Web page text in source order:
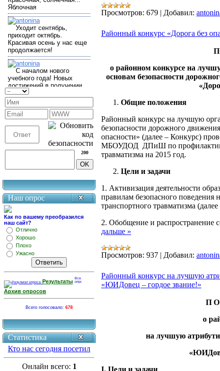
200
Наш опрос
Как по вашему преобразился
наш сайт?
Отлично
Хорошо
Плохо
Ужасно
Результаты
Архив опросов
Всего голосовало: 678
Статистика
Кто нас сегодня посетил
Онлайн всего: 1
Просмотров: 679 | Добавил:
Районный конкурс «Дорога без
о районном конкурсе на
основам безопасности
Общие положения
Районный конкурс на лучшую
безопасности дорожного
опасности» (далее – Конкурс)
МБОУДОД ДПиШ по профилактике
травматизма на 2015 год.
Цели и задачи
1. Активизация деятельности
правилам безопасного поведения
транспортного травматизма
2. Обобщение и распространение
дальше »
Просмотров: 937 | Добавил:
Районный конкурс на лучшую
«ЮИДовец – гордое звание!»
П
о
на лучшую
I. Цели и задачи